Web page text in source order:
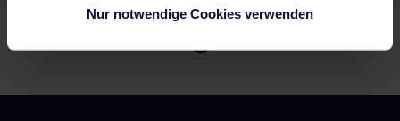
Nur notwendige Cookies verwenden